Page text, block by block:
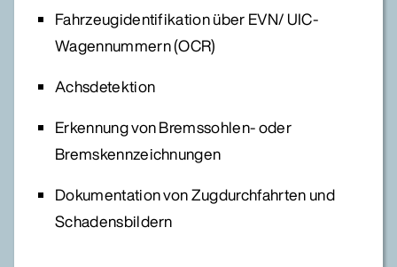
Fahrzeugidentifikation über EVN/ UIC-
Wagennummern (OCR)
Achsdetektion
Erkennung von Bremssohlen- oder
Bremskennzeichnungen
Dokumentation von Zugdurchfahrten und
Schadensbildern